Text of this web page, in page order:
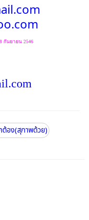
กันยายน 2546
ต้อง(สุภาพด้วย)